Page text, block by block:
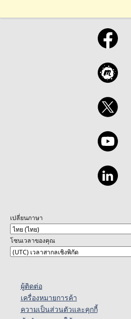
เปลี่ยนภาษา
โซนเวลาของคุณ
ผู้ติดต่อ
เครื่องหมายการค้า
ความเป็นส่วนตัวและคุกกี้